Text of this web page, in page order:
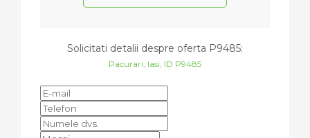
Solicitati detalii despre oferta P9485:
Pacurari, Iasi, ID P9485